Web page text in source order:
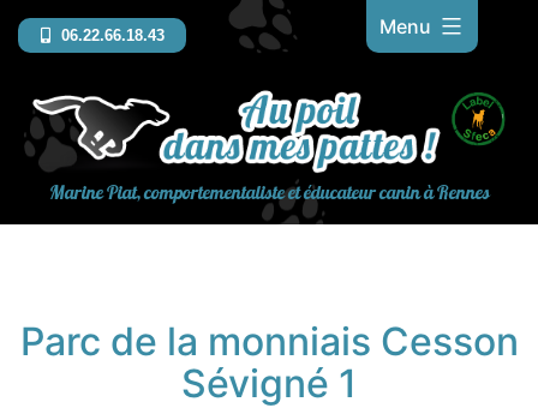
Aller
au
contenu
Marine Piat, comportementaliste et éducateur canin à Rennes
Menu
06.22.66.18.43
Parc de la monniais Cesson
Sévigné 1